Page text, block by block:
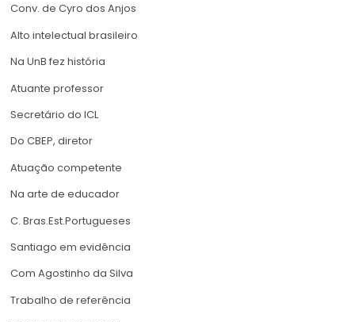
Conv. de Cyro dos Anjos
Alto intelectual brasileiro
Na UnB fez história
Atuante professor
Secretário do ICL
Do CBEP, diretor
Atuação competente
Na arte de educador
C. Bras.Est.Portugueses
Santiago em evidência
Com Agostinho da Silva
Trabalho de referência